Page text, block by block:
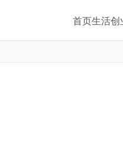
首页生活创